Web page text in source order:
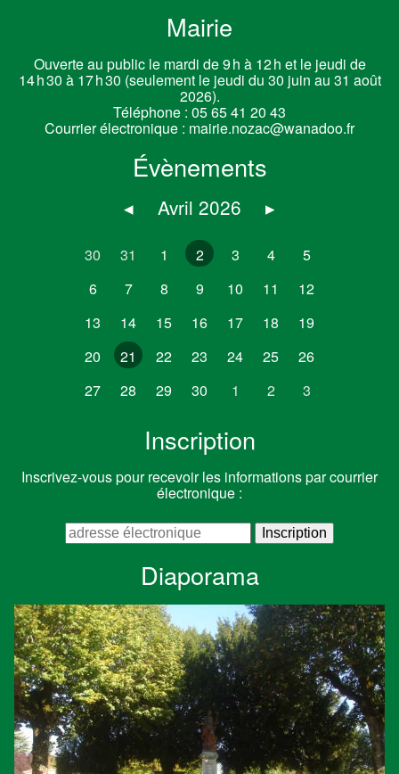
Mairie
Ouverte au public le mardi de 9 h à 12 h et le jeudi de
14 h 30 à 17 h 30 (seulement le jeudi du 30 juin au 31 août
2026).
Téléphone : 05 65 41 20 43
Courrier électronique : mairie.nozac@wanadoo.fr
Évènements
◂ Avril 2026 ▸
30 31 1 2 3 4
5
6
7 8 9 10 11
12
13
14 15 16 17 18
19
20
21 22 23 24 25
26
27
28 29 30 1 2 3
Inscription
Inscrivez-vous pour recevoir les informations par courrier
électronique :
Diaporama